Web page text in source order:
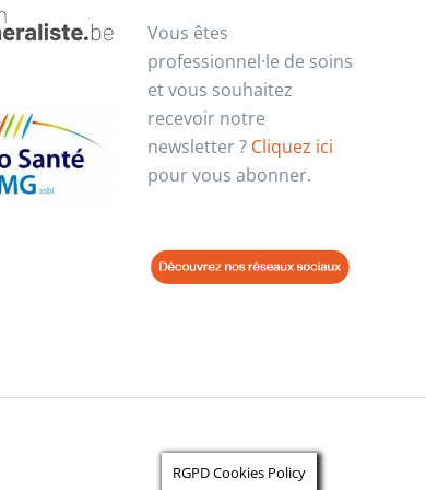
Vous êtes
professionnel·le de soins
et vous souhaitez
recevoir notre
newsletter ? Cliquez ici
pour vous abonner.
RGPD Cookies Policy